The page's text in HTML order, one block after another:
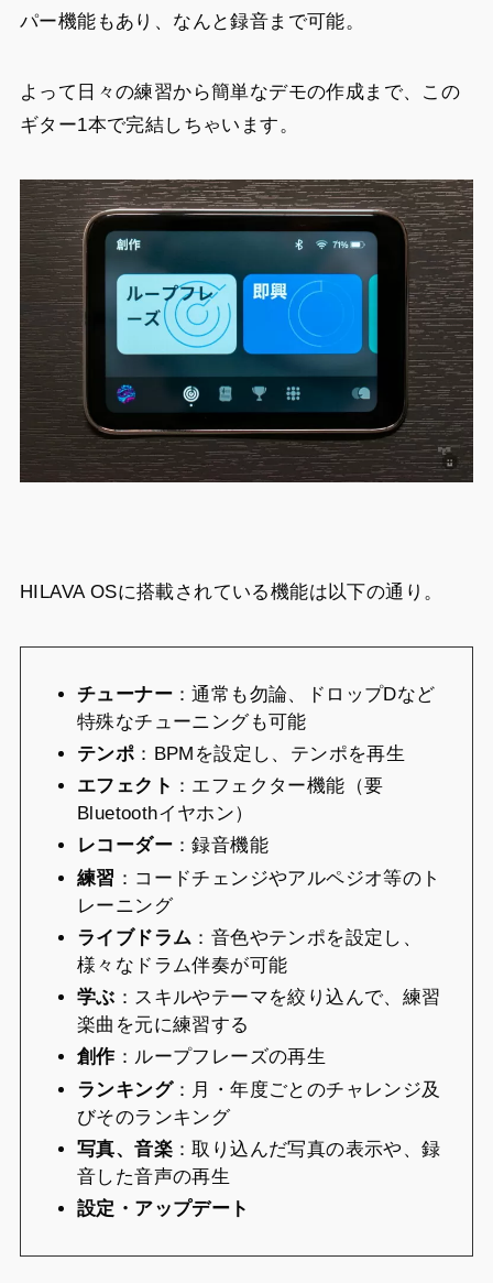
パー機能もあり、なんと録音まで可能。
よって日々の練習から簡単なデモの作成まで、この
ギター1本で完結しちゃいます。
HILAVA OSに搭載されている機能は以下の通り。
チューナー ：通常も勿論、ドロップDなど
特殊なチューニングも可能
テンポ ：BPMを設定し、テンポを再生
エフェクト ：エフェクター機能（要
Bluetoothイヤホン）
レコーダー ：録音機能
練習 ：コードチェンジやアルペジオ等のト
レーニング
ライブドラム ：音色やテンポを設定し、
様々なドラム伴奏が可能
学ぶ ：スキルやテーマを絞り込んで、練習
楽曲を元に練習する
創作：ループフレーズの再生
ランキング：月・年度ごとのチャレンジ及
びそのランキング
写真、音楽 ：取り込んだ写真の表示や、録
音した音声の再生
設定・アップデート